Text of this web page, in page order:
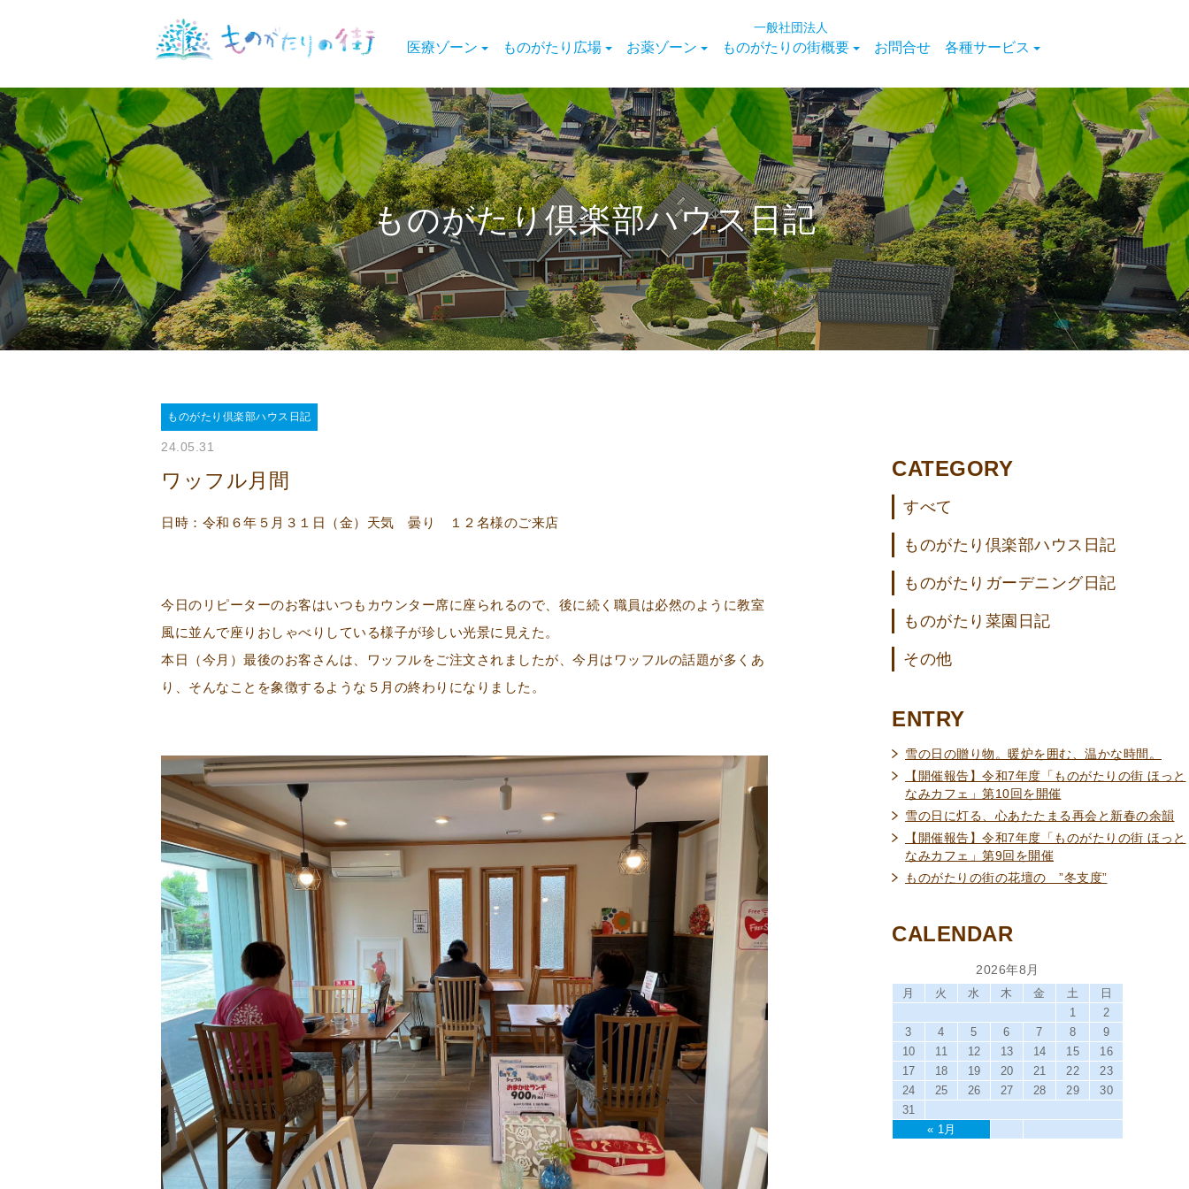
医療ゾーン ものがたり広場 お薬ゾーン
一般社団法人
ものがたりの街概要 お問合せ 各種サービス
ものがたり倶楽部ハウス日記
ものがたり倶楽部ハウス日記
24.05.31
ワッフル月間
日時：令和６年５月３１日（金）天気 曇り １２名様のご来店
今日のリピーターのお客はいつもカウンター席に座られるので、後に続く職員は必然のように教室
風に並んで座りおしゃべりしている様子が珍しい光景に見えた。
本日（今月）最後のお客さんは、ワッフルをご注文されましたが、今月はワッフルの話題が多くあ
り、そんなことを象徴するような５月の終わりになりました。
CATEGORY
すべて
ものがたり倶楽部ハウス日記
ものがたりガーデニング日記
ものがたり菜園日記
その他
ENTRY
雪の日の贈り物。暖炉を囲む、温かな時間。
【開催報告】令和7年度「ものがたりの街 ほっと
なみカフェ」第10回を開催
雪の日に灯る、心あたたまる再会と新春の余韻
【開催報告】令和7年度「ものがたりの街 ほっと
なみカフェ」第9回を開催
ものがたりの街の花壇の ”冬支度”
CALENDAR
2026年8月
月 火 水 木 金 土 日
« 1月
1
2
3
4 5 6 7 8
9
10
11 12 13 14 15
16
17
18 19 20 21 22
23
24
25 26 27 28 29
30
31